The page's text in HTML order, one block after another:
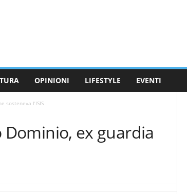
OPINIONI LIFESTYLE EVENTI
sosteneva l’ISIS
Dominio, ex guardia